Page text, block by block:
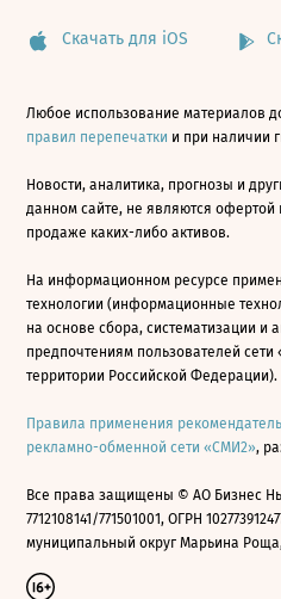
Скачать для iOS
Любое использование материалов
правил перепечатки и при наличии
Новости, аналитика, прогнозы и
данном сайте, не являются
продаже каких-либо активов.
На информационном ресурсе
технологии (информационные
на основе сбора, систематизации и
предпочтениям пользователей
территории Российской Федерации).
Правила применения
рекламно-обменной сети «СМИ2»,
Все права защищены © АО Бизнес
7712108141/771501001, ОГРН
муниципальный округ Марьина Роща,